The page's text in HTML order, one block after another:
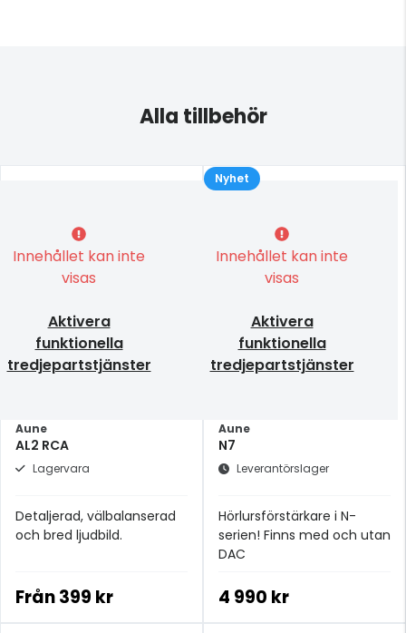
Alla tillbehör
Innehållet kan inte
visas
Aktivera
funktionella
tredjepartstjänster
Aune
AL2 RCA
Lagervara
Detaljerad, välbalanserad
och bred ljudbild.
Från399 kr
Innehållet kan inte
visas
Aktivera
funktionella
tredjepartstjänster
Aune
N7
Leverantörslager
Hörlursförstärkare i N-
serien! Finns med och utan
DAC
Nyhet
4 990 kr